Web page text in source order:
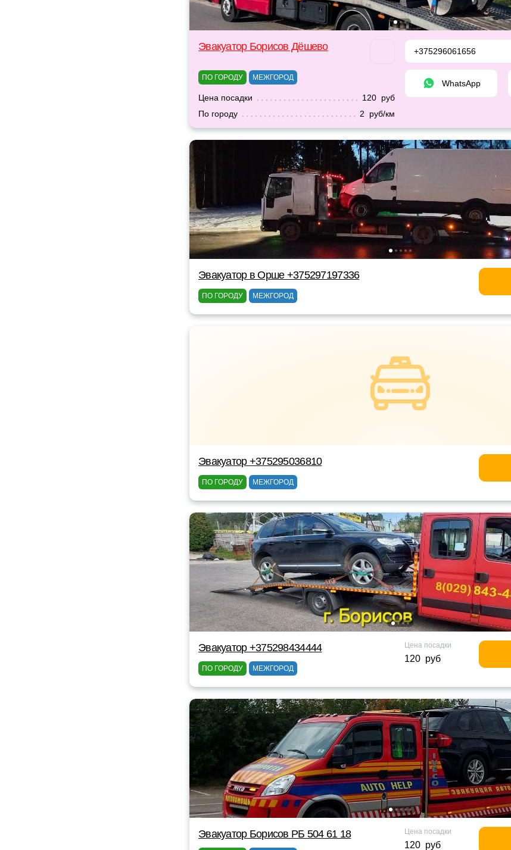
Эвакуатор Борисов Дёшево
ПО ГОРОДУ МЕЖГОРОД
Цена посадки
120 руб
По городу
2 руб/км
+375296061656
WhatsApp
Эвакуатор в Орше +375297197336
ПО ГОРОДУ МЕЖГОРОД
Эвакуатор +375295036810
ПО ГОРОДУ МЕЖГОРОД
Эвакуатор +375298434444
ПО ГОРОДУ МЕЖГОРОД
Цена посадки
120 руб
Эвакуатор Борисов РБ 504 61 18 Цена посадки
120 руб